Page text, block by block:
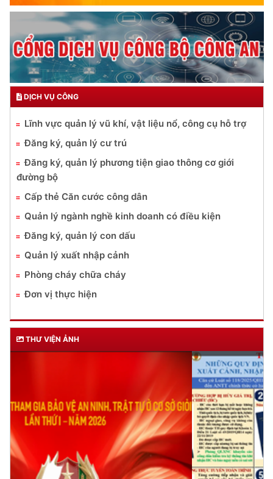
DỊCH VỤ CÔNG
Lĩnh vực quản lý vũ khí, vật liệu nổ, công cụ hỗ trợ
Đăng ký, quản lý cư trú
Đăng ký, quản lý phương tiện giao thông cơ giới
đường bộ
Cấp thẻ Căn cước công dân
Quản lý ngành nghề kinh doanh có điều kiện
Đăng ký, quản lý con dấu
Quản lý xuất nhập cảnh
Phòng cháy chữa cháy
Đơn vị thực hiện
THƯ VIỆN ẢNH